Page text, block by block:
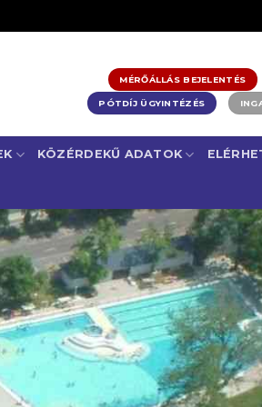
MÉRŐÁLLÁS BEJELENTÉS
PÓTDÍJ ÜGYINTÉZÉS
KÖZÉRDEKŰ ADATOK